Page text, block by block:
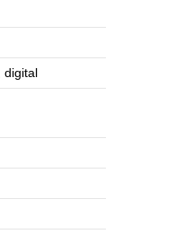
digital